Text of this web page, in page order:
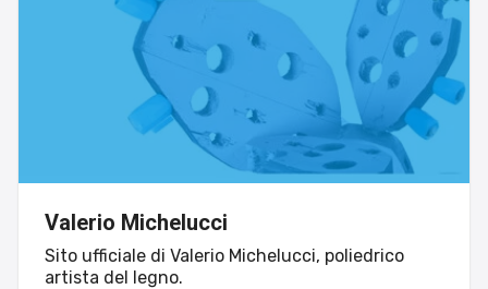
Cerca nel sito
Valerio Michelucci
Sito ufficiale di Valerio Michelucci, poliedrico
artista del legno.